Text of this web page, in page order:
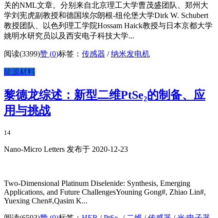
关的NML文章。分别来自北京理工大学曹茂盛团队、郑州大
学刘宪虎副教授和德国埃尔朗根-纽伦堡大学Dirk W. Schubert
教授团队、以色列理工学院Hossam Haick教授与日本京都大学
姚明水研究员以及西安电子科技大学...
阅读(3399)赞 (0)标签： 传感器 /纳米发电机
能源材料
黎德龙综述：新型二维PtSe₂的制备、应
用与挑战
14
Nano-Micro Letters 发布于 2020-12-23
Two‑Dimensional Platinum Diselenide: Synthesis, Emerging
Applications, and Future ChallengesYouning Gong#, Zhiao Lin#,
Yuexing Chen#,Qasim K...